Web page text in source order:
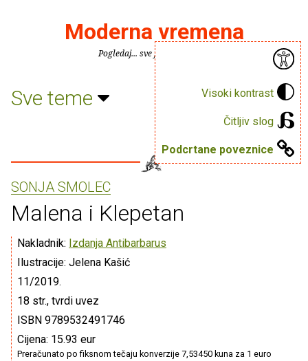
Visoki kontrast
Čitljiv slog
Podcrtane poveznice
Moderna vremena
Pogledaj... sve je puno knjiga.
Sve teme
SONJA SMOLEC
Malena i Klepetan
Nakladnik: Izdanja Antibarbarus
Ilustracije: Jelena Kašić
11/2019.
18 str., tvrdi uvez
ISBN 9789532491746
Cijena: 15.93 eur
Preračunato po fiksnom tečaju konverzije 7,53450 kuna za 1 euro